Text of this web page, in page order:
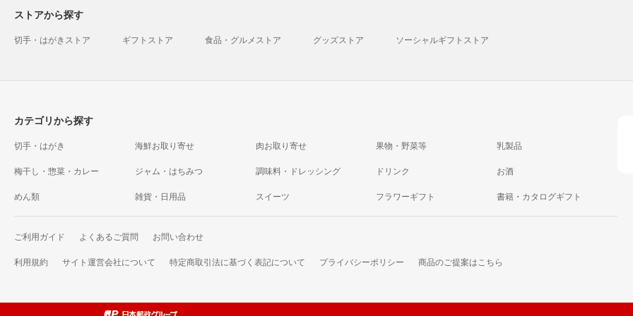
ストアから探す
切手・はがきストア ギフトストア 食品・グルメストア グッズストア ソーシャルギフトストア
カテゴリから探す
切手・はがき 海鮮お取り寄せ 肉お取り寄せ 果物・野菜等 乳製品
梅干し・惣菜・カレー ジャム・はちみつ 調味料・ドレッシング ドリンク お酒
めん類 雑貨・日用品 スイーツ フラワーギフト 書籍・カタログギフト
ご利用ガイド よくあるご質問 お問い合わせ
利用規約 サイト運営会社について 特定商取引法に基づく表記について プライバシーポリシー 商品のご提案はこちら